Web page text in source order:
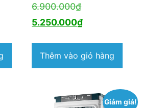
6.900.000₫Giá
gốc
6.900.000₫.
5.250.000₫Giá
tại
là:
Thêm vào giỏ hàng
Giảm giá!